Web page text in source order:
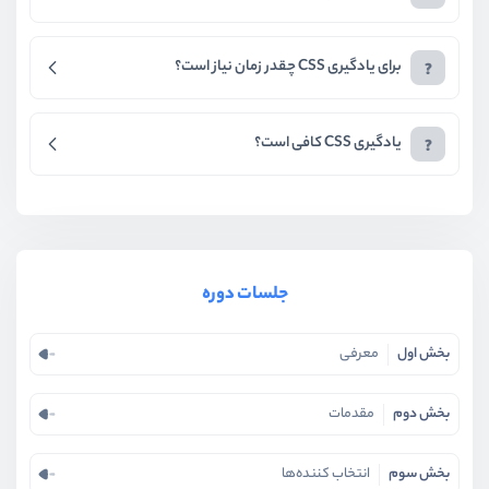
CSS در حوالی سال 1996 در HTML 4 معرفی شد تا مشکلات
و محدودیت‌های مختلفی که در HTML 3.2 وجود داشت را تا
? برای یادگیری CSS چقدر زمان نیاز است؟
? یادگیری CSS کافی است؟
جلسات دوره
بخش اول معرفی
بخش دوم مقدمات
بخش سوم انتخاب کننده‌ها